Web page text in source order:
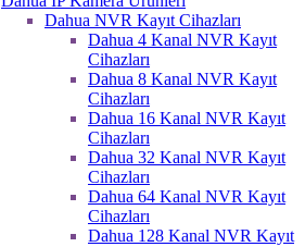
Dahua NVR Kayıt Cihazları
Dahua 4 Kanal NVR Kayıt
Cihazları
Dahua 8 Kanal NVR Kayıt
Cihazları
Dahua 16 Kanal NVR Kayıt
Cihazları
Dahua 32 Kanal NVR Kayıt
Cihazları
Dahua 64 Kanal NVR Kayıt
Cihazları
Dahua 128 Kanal NVR Kayıt